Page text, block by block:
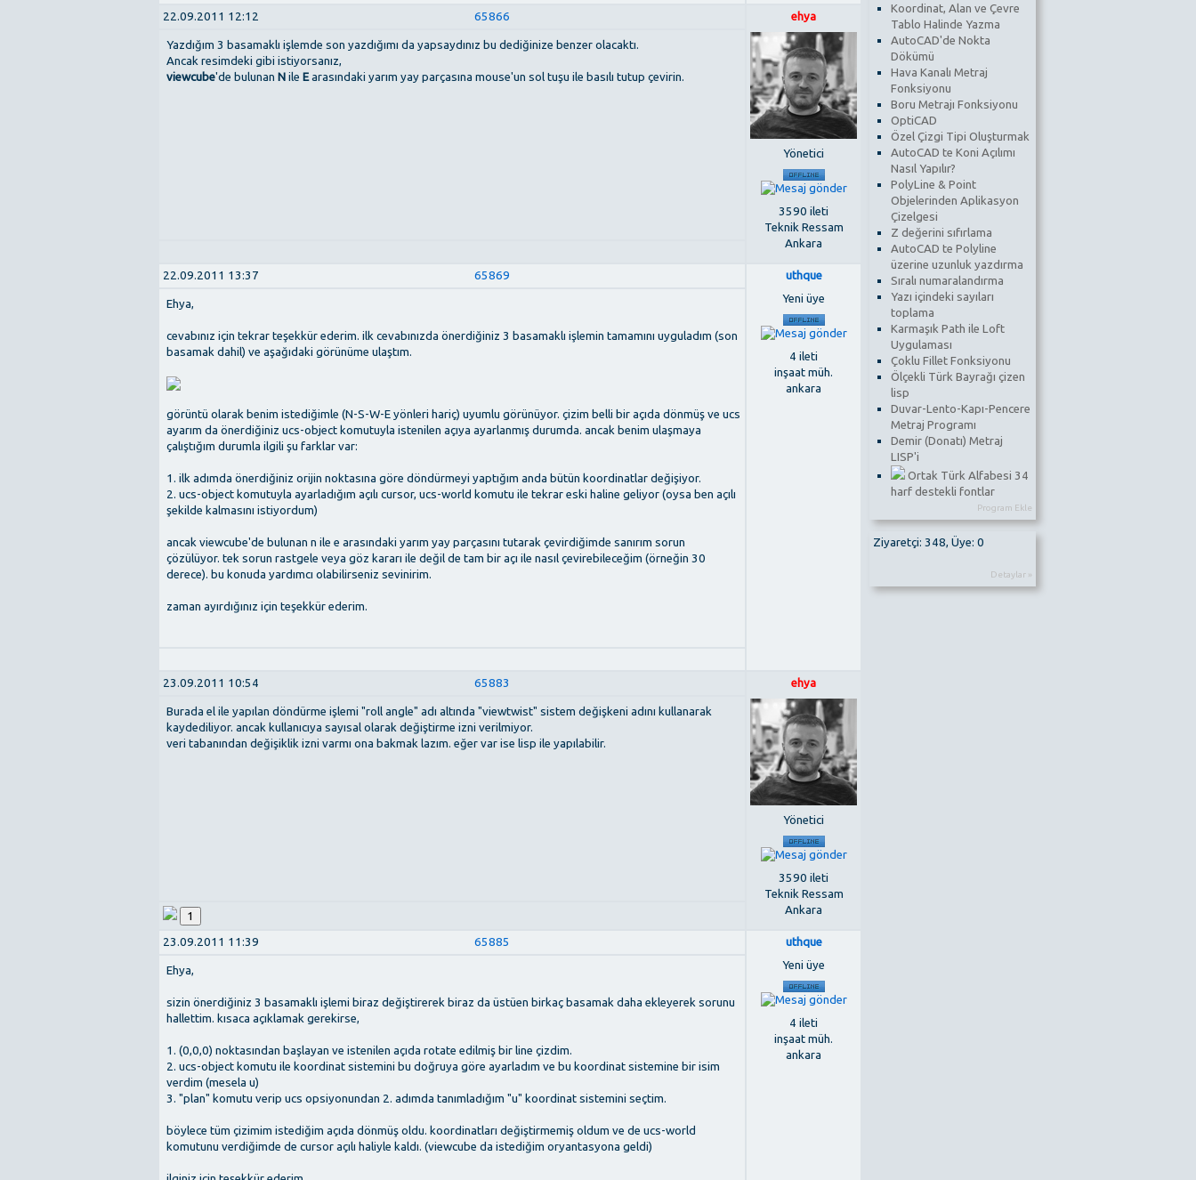
Koordinat, Alan ve Çevre
Tablo Halinde Yazma
AutoCAD'de Nokta
Dökümü
Hava Kanalı Metraj
Fonksiyonu
Boru Metrajı Fonksiyonu
OptiCAD
Özel Çizgi Tipi Oluşturmak
AutoCAD te Koni Açılımı
Nasıl Yapılır?
PolyLine & Point
Objelerinden Aplikasyon
Çizelgesi
Z değerini sıfırlama
AutoCAD te Polyline
üzerine uzunluk yazdırma
Sıralı numaralandırma
Yazı içindeki sayıları
toplama
Karmaşık Path ile Loft
Uygulaması
Çoklu Fillet Fonksiyonu
Ölçekli Türk Bayrağı çizen
lisp
Duvar-Lento-Kapı-Pencere
Metraj Programı
Demir (Donatı) Metraj
LISP'i
Ortak Türk Alfabesi 34
harf destekli fontlar
Program Ekle
Ziyaretçi: 348, Üye: 0
Detaylar »
22.09.2011 12:12 65866 ehya
Yönetici
3590 ileti
Teknik Ressam
Ankara
Yazdığım 3 basamaklı işlemde son yazdığımı da yapsaydınız bu dediğinize benzer olacaktı.
Ancak resimdeki gibi istiyorsanız,
viewcube'de bulunan N ile Earasındaki yarım yay parçasına mouse'un sol tuşu ile basılı tutup çevirin.
22.09.2011 13:37 65869
uthque
Yeni üye
4 ileti
inşaat müh.
ankara
Ehya,
cevabınız için tekrar teşekkür ederim. ilk cevabınızda önerdiğiniz 3 basamaklı işlemin tamamını uyguladım (son
basamak dahil) ve aşağıdaki görünüme ulaştım.
görüntü olarak benim istediğimle (N-S-W-E yönleri hariç) uyumlu görünüyor. çizim belli bir açıda dönmüş ve ucs
ayarım da önerdiğiniz ucs-object komutuyla istenilen açıya ayarlanmış durumda. ancak benim ulaşmaya
çalıştığım durumla ilgili şu farklar var:
1. ilk adımda önerdiğiniz orijin noktasına göre döndürmeyi yaptığım anda bütün koordinatlar değişiyor.
2. ucs-object komutuyla ayarladığım açılı cursor, ucs-world komutu ile tekrar eski haline geliyor (oysa ben açılı
şekilde kalmasını istiyordum)
ancak viewcube'de bulunan n ile e arasındaki yarım yay parçasını tutarak çevirdiğimde sanırım sorun
çözülüyor. tek sorun rastgele veya göz kararı ile değil de tam bir açı ile nasıl çevirebileceğim (örneğin 30
derece). bu konuda yardımcı olabilirseniz sevinirim.
zaman ayırdığınız için teşekkür ederim.
23.09.2011 10:54 65883 ehya
Yönetici
3590 ileti
Teknik Ressam
Ankara
Burada el ile yapılan döndürme işlemi "roll angle" adı altında "viewtwist" sistem değişkeni adını kullanarak
kaydediliyor. ancak kullanıcıya sayısal olarak değiştirme izni verilmiyor.
veri tabanından değişiklik izni varmı ona bakmak lazım. eğer var ise lisp ile yapılabilir.
1
23.09.2011 11:39
65885
uthque
Yeni üye
4 ileti
inşaat müh.
ankara
Ehya,
sizin önerdiğiniz 3 basamaklı işlemi biraz değiştirerek biraz da üstüen birkaç basamak daha ekleyerek sorunu
hallettim. kısaca açıklamak gerekirse,
1. (0,0,0) noktasından başlayan ve istenilen açıda rotate edilmiş bir line çizdim.
2. ucs-object komutu ile koordinat sistemini bu doğruya göre ayarladım ve bu koordinat sistemine bir isim
verdim (mesela u)
3. "plan" komutu verip ucs opsiyonundan 2. adımda tanımladığım "u" koordinat sistemini seçtim.
böylece tüm çizimim istediğim açıda dönmüş oldu. koordinatları değiştirmemiş oldum ve de ucs-world
komutunu verdiğimde de cursor açılı haliyle kaldı. (viewcube da istediğim oryantasyona geldi)